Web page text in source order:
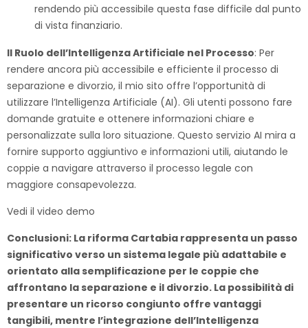
rendendo più accessibile questa fase difficile dal punto
di vista finanziario.
Il Ruolo dell’Intelligenza Artificiale nel Processo: Per
rendere ancora più accessibile e efficiente il processo di
separazione e divorzio, il mio sito offre l’opportunità di
utilizzare l’Intelligenza Artificiale (AI). Gli utenti possono fare
domande gratuite e ottenere informazioni chiare e
personalizzate sulla loro situazione. Questo servizio AI mira a
fornire supporto aggiuntivo e informazioni utili, aiutando le
coppie a navigare attraverso il processo legale con
maggiore consapevolezza.
Vedi il video demo
Conclusioni: La riforma Cartabia rappresenta un passo
significativo verso un sistema legale più adattabile e
orientato alla semplificazione per le coppie che
affrontano la separazione e il divorzio. La possibilità di
presentare un ricorso congiunto offre vantaggi
tangibili, mentre l’integrazione dell’Intelligenza